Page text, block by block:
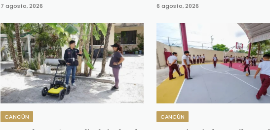
7 agosto, 2026 6 agosto, 2026
CANCÚN CANCÚN